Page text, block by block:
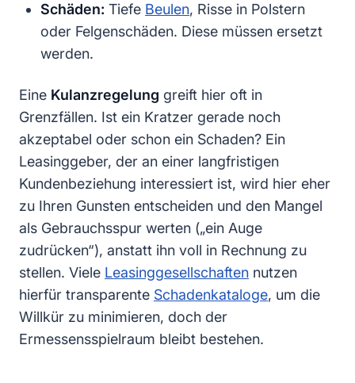
Schäden: Tiefe Beulen, Risse in Polstern
oder Felgenschäden. Diese müssen ersetzt
werden.
Eine Kulanzregelung greift hier oft in
Grenzfällen. Ist ein Kratzer gerade noch
akzeptabel oder schon ein Schaden? Ein
Leasinggeber, der an einer langfristigen
Kundenbeziehung interessiert ist, wird hier eher
zu Ihren Gunsten entscheiden und den Mangel
als Gebrauchsspur werten („ein Auge
zudrücken“), anstatt ihn voll in Rechnung zu
stellen. Viele Leasinggesellschaften nutzen
hierfür transparente Schadenkataloge, um die
Willkür zu minimieren, doch der
Ermessensspielraum bleibt bestehen.